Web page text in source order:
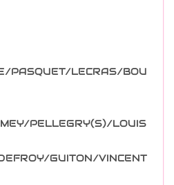
PASQUET/LECRAS/BOU
PELLEGRY(S)/LOUIS
GUITON/VINCENT